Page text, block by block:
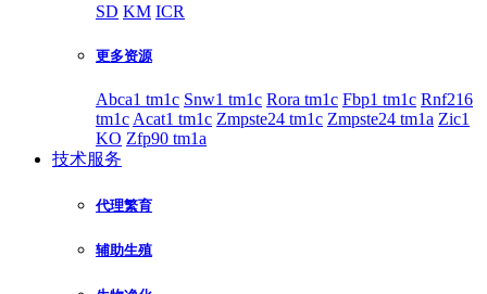
SD KM ICR
更多资源
Abca1 tm1c Snw1 tm1c Rora tm1c Fbp1 tm1c Rnf216
tm1c Acat1 tm1c Zmpste24 tm1c Zmpste24 tm1a Zic1
KO Zfp90 tm1a
技术服务
代理繁育
辅助生殖